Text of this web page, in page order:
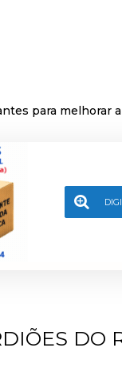
para melhorar
DO